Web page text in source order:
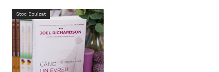
Inima Omului
Stoc Epuizat